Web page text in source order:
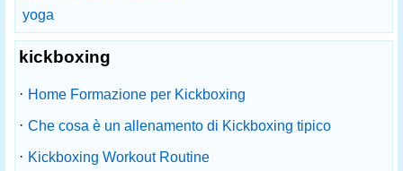
yoga
kickboxing
· Home Formazione per Kickboxing
· Che cosa è un allenamento di Kickboxing tipico
· Kickboxing Workout Routine